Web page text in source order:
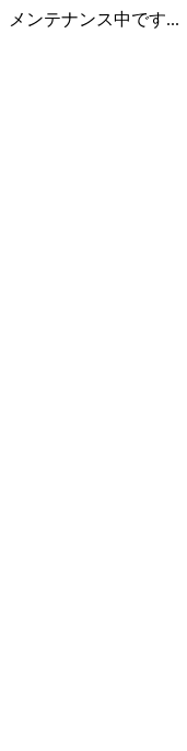
メンテナンス中です...